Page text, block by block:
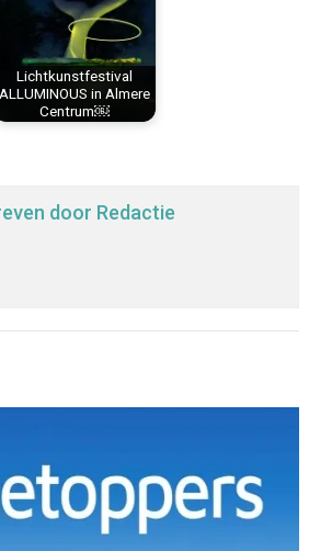
Lichtkunstfestival
ALLUMINOUS in Almere
Centrum￼
door Redactie